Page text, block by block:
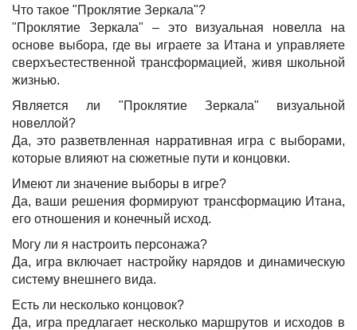
Что такое "Проклятие Зеркала"?
"Проклятие Зеркала" – это визуальная новелла на
основе выбора, где вы играете за Итана и управляете
сверхъестественной трансформацией, живя школьной
жизнью.
Является ли "Проклятие Зеркала" визуальной
новеллой?
Да, это разветвленная нарративная игра с выборами,
которые влияют на сюжетные пути и концовки.
Имеют ли значение выборы в игре?
Да, ваши решения формируют трансформацию Итана,
его отношения и конечный исход.
Могу ли я настроить персонажа?
Да, игра включает настройку нарядов и динамическую
систему внешнего вида.
Есть ли несколько концовок?
Да, игра предлагает несколько маршрутов и исходов в